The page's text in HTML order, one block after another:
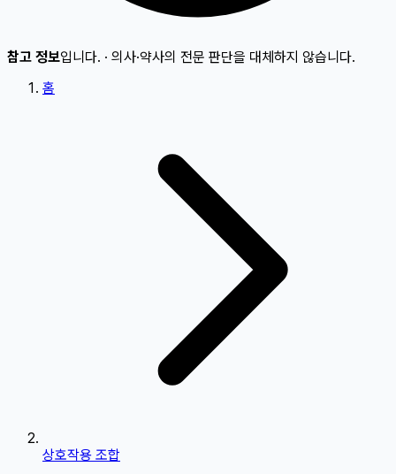
참고 정보입니다. · 의사·약사의 전문 판단을 대체하지 않습니다.
홈
상호작용 조합